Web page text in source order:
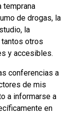
temprana
de drogas, la
la
tantos otros
y accesibles.
conferencias a
de mis
a informarse a
en